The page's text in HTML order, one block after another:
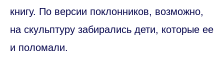
книгу. По версии поклонников, возможно,
на скульптуру забирались дети, которые ее
и поломали.